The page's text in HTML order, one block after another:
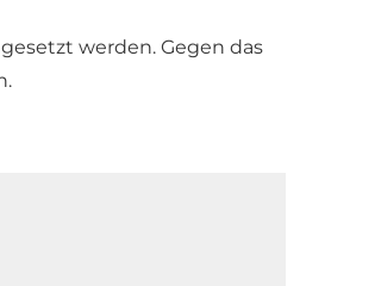
werden. Gegen das